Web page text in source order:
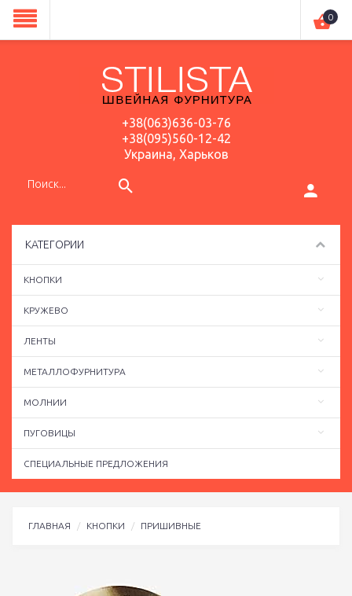
+38(063)636-03-76
+38(095)560-12-42
Украина, Харьков
0
КАТЕГОРИИ
КНОПКИ
КРУЖЕВО
ЛЕНТЫ
МЕТАЛЛОФУРНИТУРА
МОЛНИИ
ПУГОВИЦЫ
СПЕЦИАЛЬНЫЕ ПРЕДЛОЖЕНИЯ
ГЛАВНАЯ КНОПКИ ПРИШИВНЫЕ